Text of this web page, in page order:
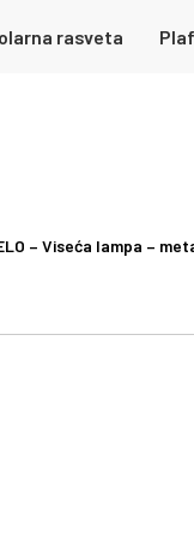
rasveta
– Viseća lampa –